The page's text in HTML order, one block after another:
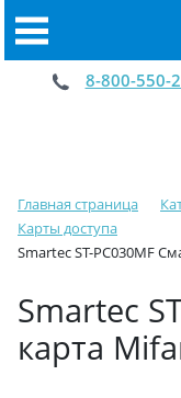
8-800-550-
Главная страница
Карты доступа
Smartec ST-PC030MF
Smartec
карта